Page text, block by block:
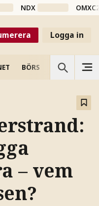
NDX
Logga in
BÖRS VETENSKAP
– vem